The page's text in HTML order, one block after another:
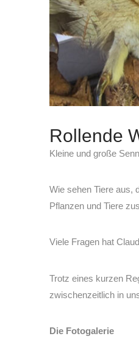
Rollende
Kleine und große
Wie sehen Tiere aus,
Pflanzen und Tiere
Viele Fragen hat
Trotz eines kurzen
zwischenzeitlich in
Die Fotogalerie